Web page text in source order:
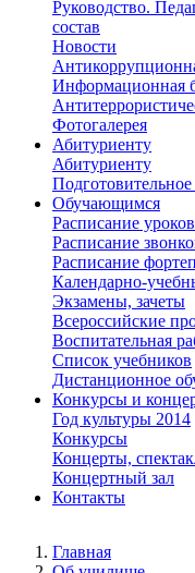
Руководство.
состав
Новости
Информационная
Фотогалерея
Абитуриенту
Абитуриенту
Обучающимся
Расписание уроков
Расписание
Расписание
Календарно-
Экзамены, зачеты
Всероссийские
Воспитательная
Список учебников
Дистанционное
Конкурсы и
Год культуры 2014
Конкурсы
Концерты,
Концертный зал
Контакты
Главная